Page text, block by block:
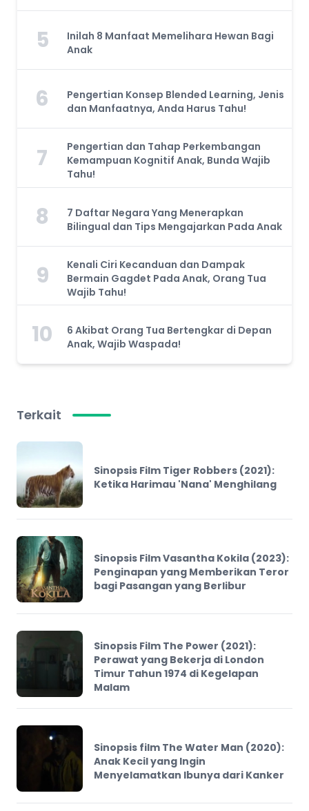
5
Inilah 8 Manfaat Memelihara Hewan Bagi
Anak
6
Pengertian Konsep Blended Learning, Jenis
dan Manfaatnya, Anda Harus Tahu!
7
Pengertian dan Tahap Perkembangan
Kemampuan Kognitif Anak, Bunda Wajib
Tahu!
8
7 Daftar Negara Yang Menerapkan
Bilingual dan Tips Mengajarkan Pada Anak
9
Kenali Ciri Kecanduan dan Dampak
Bermain Gagdet Pada Anak, Orang Tua
Wajib Tahu!
10
6 Akibat Orang Tua Bertengkar di Depan
Anak, Wajib Waspada!
Terkait
Sinopsis Film Tiger Robbers (2021):
Ketika Harimau 'Nana' Menghilang
Sinopsis Film Vasantha Kokila (2023):
Penginapan yang Memberikan Teror
bagi Pasangan yang Berlibur
Sinopsis Film The Power (2021):
Perawat yang Bekerja di London
Timur Tahun 1974 di Kegelapan
Malam
Sinopsis film The Water Man (2020):
Anak Kecil yang Ingin
Menyelamatkan Ibunya dari Kanker